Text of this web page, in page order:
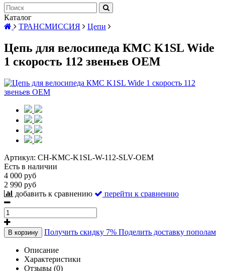
Каталог
ТРАНСМИССИЯ
Цепи
Цепь для велосипеда КМС K1SL Wide
1 скорость 112 звеньев ОЕМ
Артикул: CH-KMC-K1SL-W-112-SLV-OEM
Есть в наличии
4 000 руб
2 990 руб
добавить к сравнению
перейти к сравнению
В корзину Получить скидку 7% Поделить доставку пополам
Описание
Характеристики
Отзывы (0)